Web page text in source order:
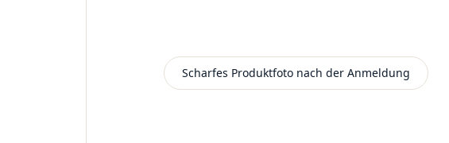
Scharfes Produktfoto nach der Anmeldung